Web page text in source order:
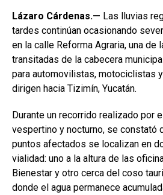
Lázaro Cárdenas.— Las lluvias
tardes continúan ocasionando
en la calle Reforma Agraria, una de
transitadas de la cabecera
para automovilistas, motociclistas
dirigen hacia Tizimín, Yucatán.
Durante un recorrido realizado por
vespertino y nocturno, se constató
puntos afectados se localizan en
vialidad: uno a la altura de las
Bienestar y otro cerca del coso
donde el agua permanece